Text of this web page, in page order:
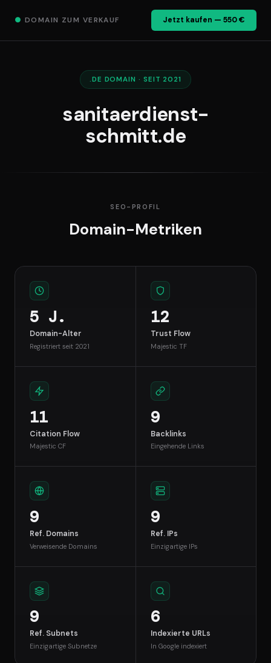
● DOMAIN ZUM VERKAUF Jetzt kaufen — 550 €
.DE DOMAIN · SEIT 2021
sanitaerdienst-
schmitt.de
SEO-PROFIL
Domain-Metriken
5 J.
Domain-Alter
Registriert seit 2021
12
Trust Flow
Majestic TF
11
Citation Flow
Majestic CF
9
Backlinks
Eingehende Links
9
Ref. Domains
Verweisende Domains
9
Ref. IPs
Einzigartige IPs
9
Ref. Subnets
Einzigartige Subnetze
6
Indexierte URLs
In Google indexiert